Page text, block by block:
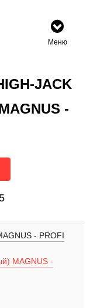
Меню
JACK
-
- PROFI
MAGNUS -